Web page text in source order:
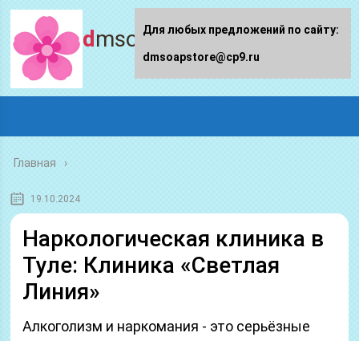
dmsoapstore.ru
Главная
19.10.2024
Наркологическая клиника в
Туле: Клиника «Светлая
Линия»
Алкоголизм и наркомания - это серьёзные
Для любых предложений по сайту:
dmsoapstore@cp9.ru